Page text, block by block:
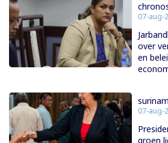
07-aug-
over
en
07-aug-
groen